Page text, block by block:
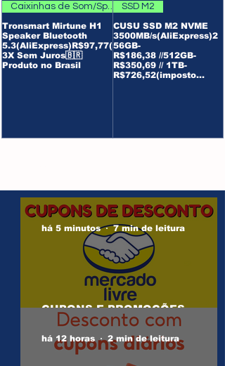
Tronsmart Mirtune H1
Speaker Bluetooth
5.3(AliExpress)R$97,77(
3X Sem Juros🇧🇷
Produto no Brasil
CUSU SSD M2 NVME
3500MB/s(AliExpress)2
56GB-
R$186,38 //512GB-
R$350,69 // 1TB-
R$726,52(imposto
SSD M2
CUPONS E PROMOÇÕES
MERCADO LIVRE
há 5 minutos 7 min de leitura
há 12 horas 2 min de leitura